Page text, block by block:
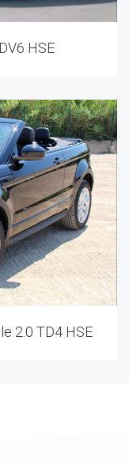
HSE
2.0 TD4 HSE